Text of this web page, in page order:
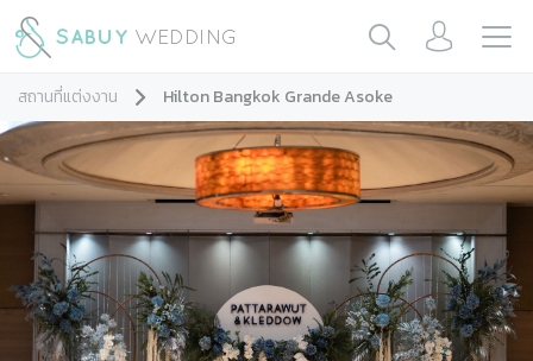
สถานที่แต่งงาน Hilton Bangkok Grande Asoke